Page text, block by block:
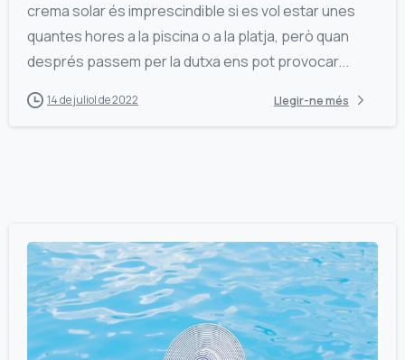
crema solar és imprescindible si es vol estar unes
quantes hores a la piscina o a la platja, però quan
després passem per la dutxa ens pot provocar...
14 de juliol de 2022 Llegir-ne més